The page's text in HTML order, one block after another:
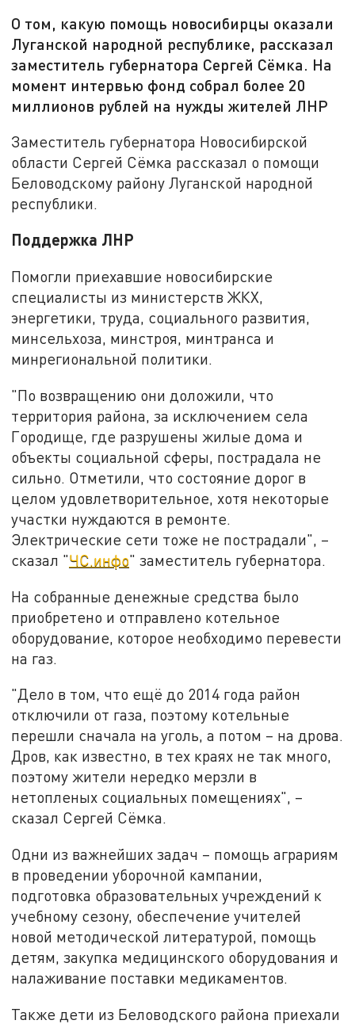
О том, какую помощь новосибирцы оказали
Луганской народной республике, рассказал
заместитель губернатора Сергей Сёмка. На
момент интервью фонд собрал более 20
миллионов рублей на нужды жителей ЛНР
Заместитель губернатора Новосибирской
области Сергей Сёмка рассказал о помощи
Беловодскому району Луганской народной
республики.
Поддержка ЛНР
Помогли приехавшие новосибирские
специалисты из министерств ЖКХ,
энергетики, труда, социального развития,
минсельхоза, минстроя, минтранса и
минрегиональной политики.
"По возвращению они доложили, что
территория района, за исключением села
Городище, где разрушены жилые дома и
объекты социальной сферы, пострадала не
сильно. Отметили, что состояние дорог в
целом удовлетворительное, хотя некоторые
участки нуждаются в ремонте.
Электрические сети тоже не пострадали", –
сказал "ЧС.инфо" заместитель губернатора.
На собранные денежные средства было
приобретено и отправлено котельное
оборудование, которое необходимо перевести
на газ.
"Дело в том, что ещё до 2014 года район
отключили от газа, поэтому котельные
перешли сначала на уголь, а потом – на дрова.
Дров, как известно, в тех краях не так много,
поэтому жители нередко мерзли в
нетопленых социальных помещениях", –
сказал Сергей Сёмка.
Одни из важнейших задач – помощь аграриям
в проведении уборочной кампании,
подготовка образовательных учреждений к
учебному сезону, обеспечение учителей
новой методической литературой, помощь
детям, закупка медицинского оборудования и
налаживание поставки медикаментов.
Также дети из Беловодского района приехали